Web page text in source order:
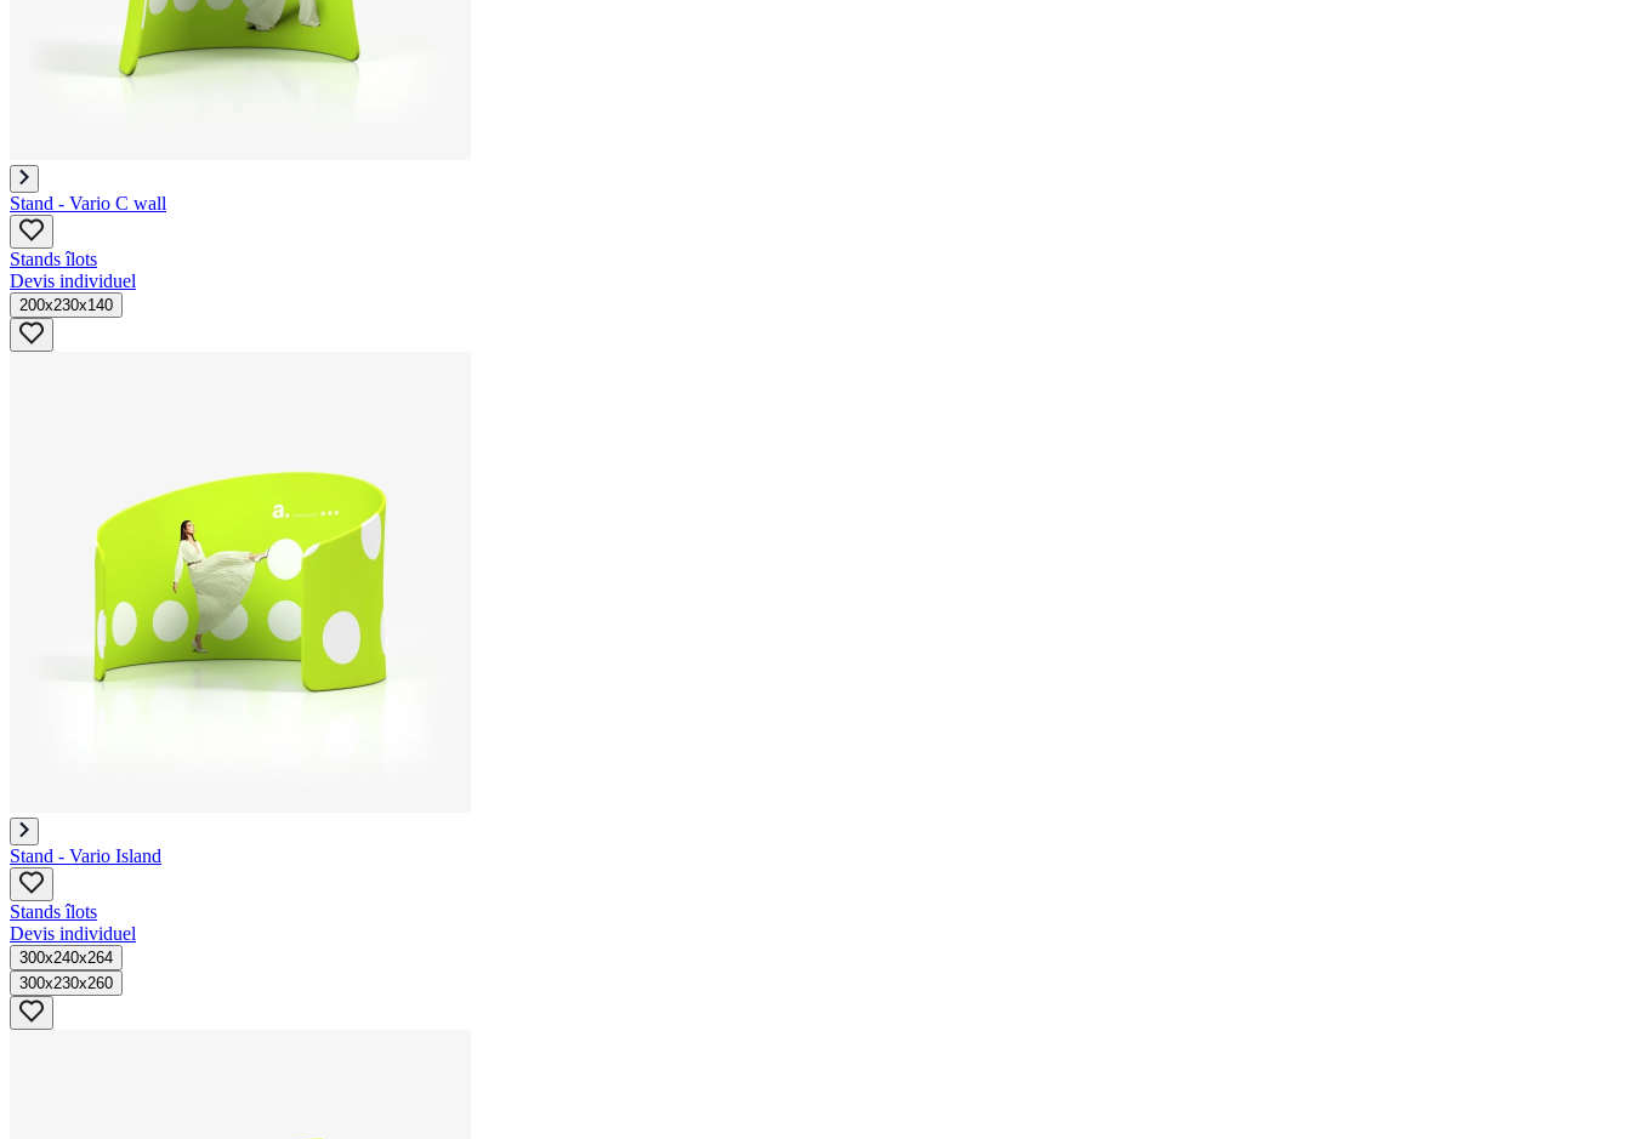
Stand - Vario C wall
Stands îlots
Devis individuel
200x230x140
Stand - Vario Island
Stands îlots
Devis individuel
300x240x264
300x230x260